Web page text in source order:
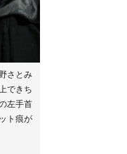
さとみ
できち
左手首
ト痕が